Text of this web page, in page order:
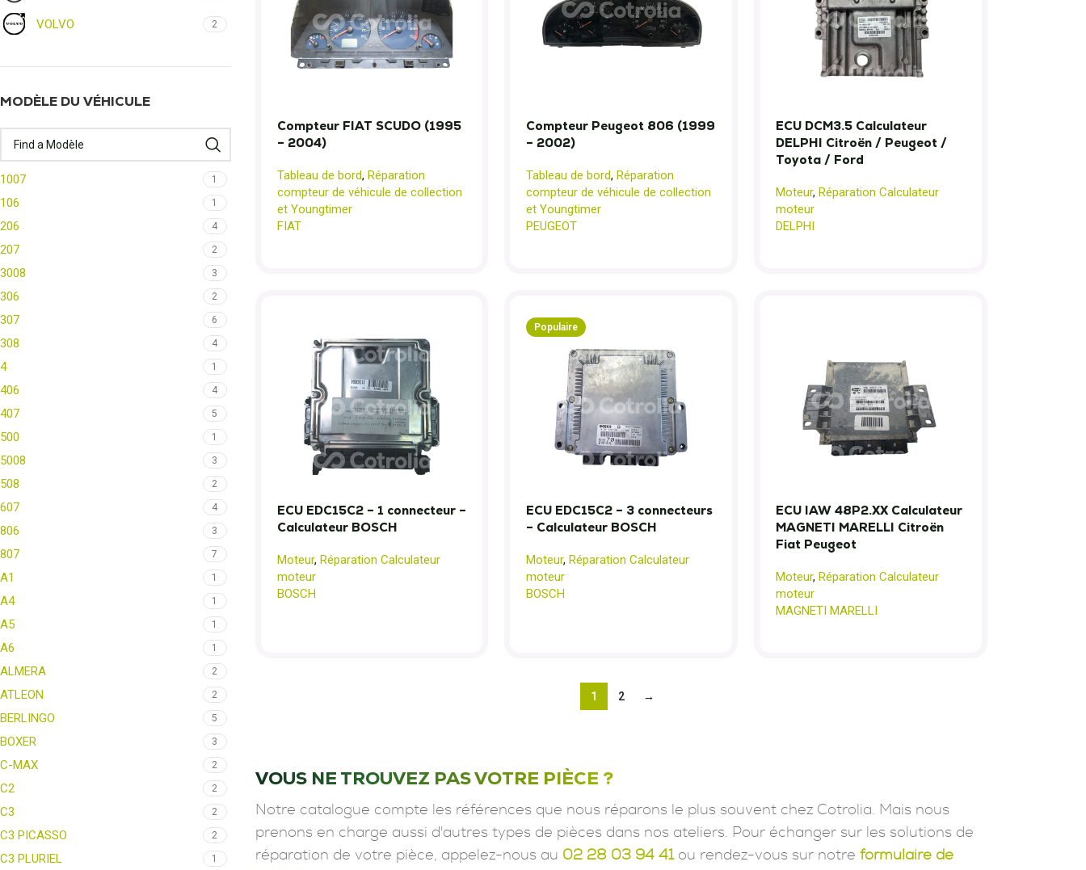
VOLVO 2
MODÈLE DU VÉHICULE
1007 1
106 1
206 4
207 2
3008 3
306 2
307 6
308 4
4 1
406 4
407 5
500 1
5008 3
508 2
607 4
806 3
807 7
A1 1
A4 1
A5 1
A6 1
ALMERA 2
ATLEON 2
BERLINGO 5
BOXER 3
C-MAX 2
C2 2
C3 2
C3 PICASSO 2
C3 PLURIEL 1
Compteur FIAT SCUDO (1995
– 2004)
Tableau de bord, Réparation
compteur de véhicule de collection
et Youngtimer
FIAT
Compteur Peugeot 806 (1999
– 2002)
Tableau de bord, Réparation
compteur de véhicule de collection
et Youngtimer
PEUGEOT
ECU DCM3.5 Calculateur
DELPHI Citroën / Peugeot /
Toyota / Ford
Moteur, Réparation Calculateur
moteur
DELPHI
ECU EDC15C2 – 1 connecteur –
Calculateur BOSCH
Moteur, Réparation Calculateur
moteur
BOSCH
Populaire
ECU EDC15C2 – 3 connecteurs
– Calculateur BOSCH
Moteur, Réparation Calculateur
moteur
BOSCH
ECU IAW 48P2.XX Calculateur
MAGNETI MARELLI Citroën
Fiat Peugeot
Moteur, Réparation Calculateur
moteur
MAGNETI MARELLI
1 2 →
VOUS NE TROUVEZ PAS VOTRE PIÈCE ?
Notre catalogue compte les références que nous réparons le plus souvent chez Cotrolia. Mais nous
prenons en charge aussi d'autres types de pièces dans nos ateliers. Pour échanger sur les solutions de
réparation de votre pièce, appelez-nous au 02 28 03 94 41ou rendez-vous sur notre formulaire de